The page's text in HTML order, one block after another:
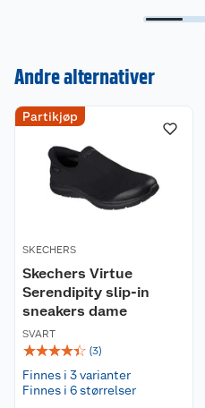
Andre alternativer
Partikjøp
SKECHERS
Skechers Virtue
Serendipity slip-in
sneakers dame
SVART
☆☆☆☆☆ (3)
Finnes i 3 varianter
Finnes i 6 størrelser
Nyheter
Våre merkevarer
Coop kjeder
Ledige stillinger
Bærekraft
Angre- og returrett
Ofte stilte spørsmål
Betalingsalternativer
Leveringsalternativer
Pakkesporing
Åpent kjøp
Coop medlem